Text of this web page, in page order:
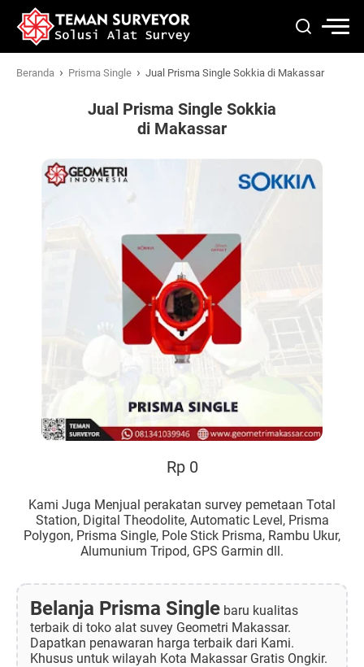
Beranda › Prisma Single › Jual Prisma Single Sokkia di Makassar
Jual Prisma Single Sokkia
di Makassar
Rp 0
Kami Juga Menjual perakatan survey pemetaan Total
Station, Digital Theodolite, Automatic Level, Prisma
Polygon, Prisma Single, Pole Stick Prisma, Rambu Ukur,
Alumunium Tripod, GPS Garmin dll.
Belanja Prisma Single baru kualitas
terbaik di toko alat suvey Geometri Makassar.
Dapatkan penawaran harga terbaik dari Kami.
Khusus untuk wilayah Kota Makassar Gratis Ongkir.